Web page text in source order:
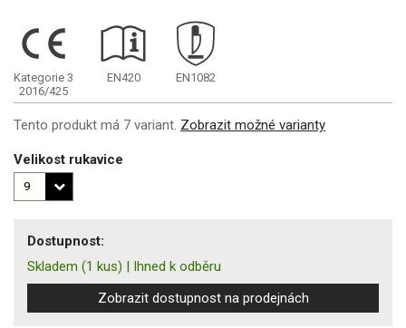
Kategorie 3
2016/425
EN420 EN1082
Tento produkt má 7 variant. Zobrazit možné varianty
Velikost rukavice
Dostupnost:
Skladem (1 kus) | Ihned k odběru
Zobrazit dostupnost na prodejnách